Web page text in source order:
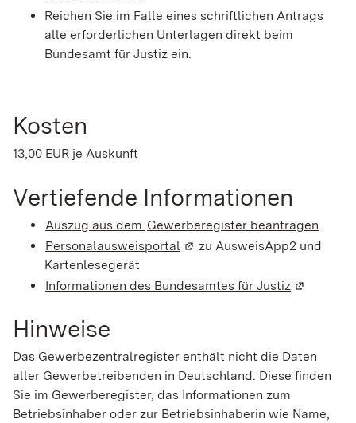
Reichen Sie im Falle eines schriftlichen Antrags
alle erforderlichen Unterlagen direkt beim
Bundesamt für Justiz ein.
Kosten
13,00 EUR je Auskunft
Vertiefende Informationen
Auszug aus dem Gewerberegister beantragen
Personalausweisportal (Wird in einem neuen
zu AusweisApp2 und
Kartenlesegerät
Informationen des Bundesamtes für Justiz (Wird in
Hinweise
Das Gewerbezentralregister enthält nicht die Daten
aller Gewerbetreibenden in Deutschland. Diese finden
Sie im Gewerberegister, das Informationen zum
Betriebsinhaber oder zur Betriebsinhaberin wie Name,